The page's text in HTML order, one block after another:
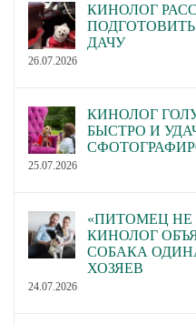
КИНОЛОГ
ДАЧУ
26.07.2026
КИНОЛОГ
БЫСТРО И
25.07.2026
«ПИТОМЕЦ НЕ
КИНОЛОГ
СОБАКА
ХОЗЯЕВ
24.07.2026